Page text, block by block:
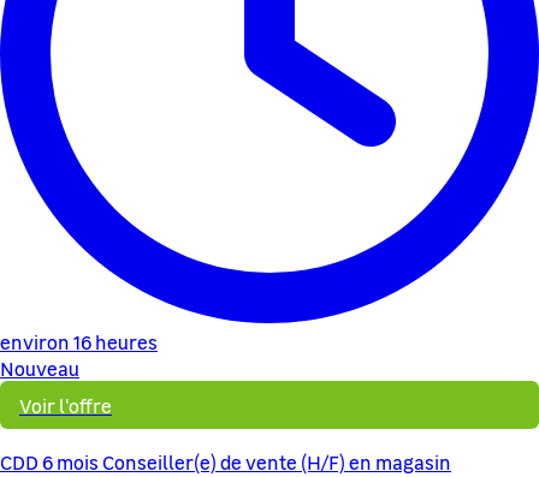
environ 16 heures
Nouveau
Voir l'offre
CDD 6 mois Conseiller(e) de vente (H/F) en magasin